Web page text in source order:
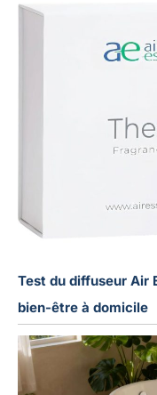
Test du diffuseur Air
bien-être à domicile